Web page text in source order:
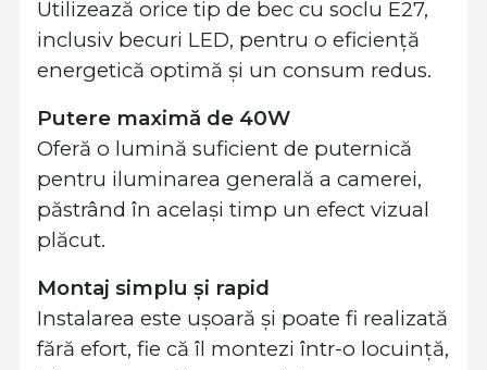
Utilizează orice tip de bec cu soclu E27,
inclusiv becuri LED, pentru o eficiență
energetică optimă și un consum redus.
Putere maximă de 40W
Oferă o lumină suficient de puternică
pentru iluminarea generală a camerei,
păstrând în același timp un efect vizual
plăcut.
Montaj simplu și rapid
Instalarea este ușoară și poate fi realizată
fără efort, fie că îl montezi într-o locuință,